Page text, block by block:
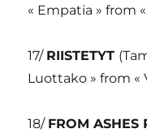
« Empatia » from
17/ RIISTETYT
Luottako » from «
18/ FROM ASHES